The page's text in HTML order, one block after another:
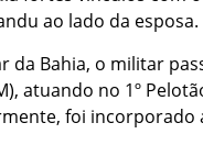
ao lado da esposa.
Bahia, o militar
atuando no 1º
foi incorporado